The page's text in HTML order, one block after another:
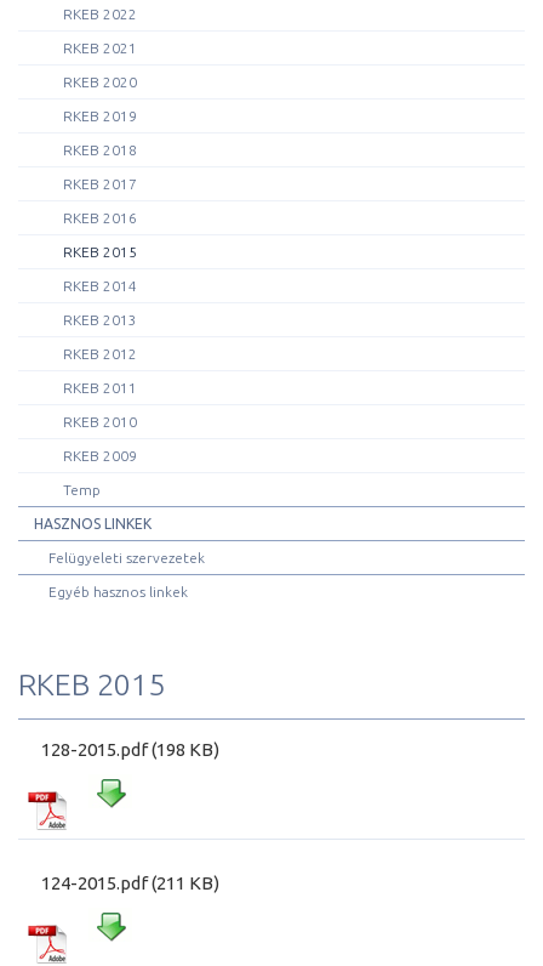
RKEB 2022
RKEB 2021
RKEB 2020
RKEB 2019
RKEB 2018
RKEB 2017
RKEB 2016
RKEB 2015
RKEB 2014
RKEB 2013
RKEB 2012
RKEB 2011
RKEB 2010
RKEB 2009
Temp
HASZNOS LINKEK
Felügyeleti szervezetek
Egyéb hasznos linkek
RKEB 2015
128-2015.pdf (198 KB)
124-2015.pdf (211 KB)